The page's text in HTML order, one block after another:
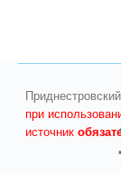
при
источник